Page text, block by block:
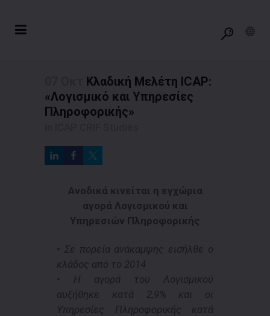
Κλαδική Μελέτη ICAP:
«Λογισμικό και Υπηρεσίες
Πληροφορικής»
Ανοδικά κινείται η εγχώρια
αγορά Λογισμικού και
Υπηρεσιών Πληροφορικής
• Σε πορεία ανάκαμψης εισήλθε ο
κλάδος από το 2014
• Η αγορά του Λογισμικού
αυξήθηκε κατά 2,9% και οι
Υπηρεσίες Πληροφορικής κατά